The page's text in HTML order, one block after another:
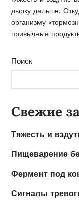
дырку дальше.
организму
привычные
Поиск
Свежие
Тяжесть и
Пищеварение
Фермент под
Сигналы